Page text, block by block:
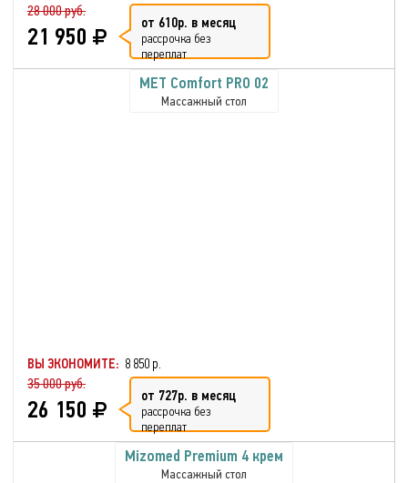
28 000 руб.
21 950 от 610р. в месяц
рассрочка без
переплат
MET Comfort PRO 02
Массажный стол
ВЫ ЭКОНОМИТЕ: 8 850 р.
35 000 руб.
26 150 от 727р. в месяц
рассрочка без
переплат
Mizomed Premium 4 крем
Массажный стол